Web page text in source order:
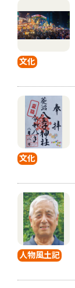
文化
文化
人物風土記